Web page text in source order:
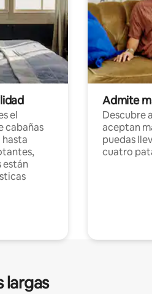
el
cabañas
están
Admite
Descubre
aceptan
puedas
cuatro
largas